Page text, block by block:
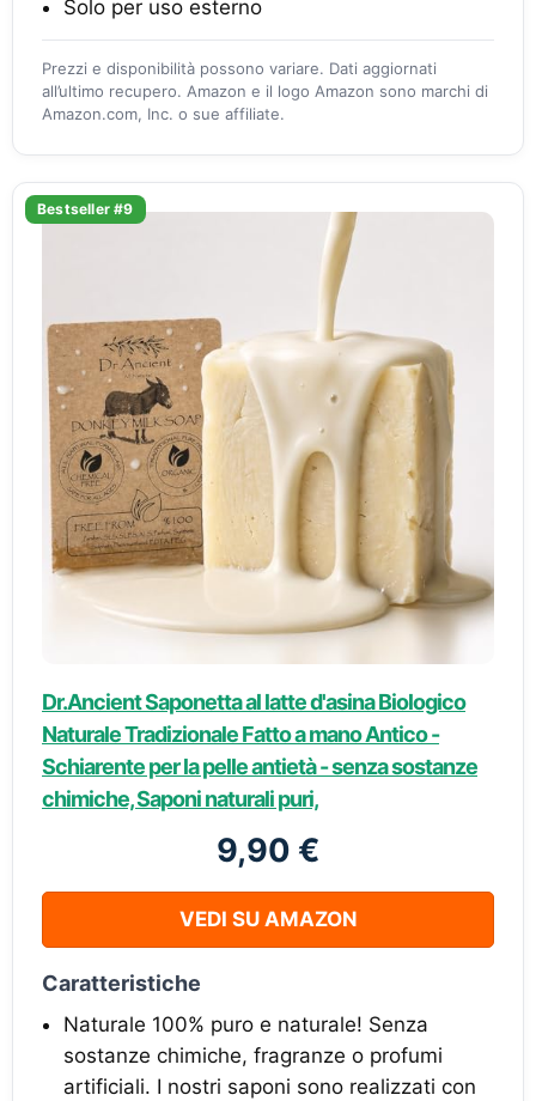
Solo per uso esterno
Prezzi e disponibilità possono variare. Dati aggiornati
all’ultimo recupero. Amazon e il logo Amazon sono marchi di
Amazon.com, Inc. o sue affiliate.
Bestseller #9
Dr.Ancient Saponetta al latte d'asina Biologico
Naturale Tradizionale Fatto a mano Antico -
Schiarente per la pelle antietà - senza sostanze
chimiche, Saponi naturali puri,
9,90 €
VEDI SU AMAZON
Caratteristiche
Naturale 100% puro e naturale! Senza
sostanze chimiche, fragranze o profumi
artificiali. I nostri saponi sono realizzati con